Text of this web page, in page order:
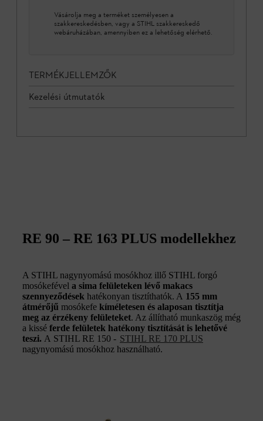
Vásárolja meg a terméket személyesen a
szakkereskedésben, vagy a STIHL szakkereskedő
webáruházában, amennyiben ez a lehetőség elérhető.
TERMÉKJELLEMZŐK
Kezelési útmutatók
RE 90 – RE 163 PLUS modellekhez
A STIHL nagynyomású mosókhoz illő STIHL forgó
mosókefével a sima felületeken lévő makacs
szennyeződések hatékonyan tisztíthatók. A 155 mm
átmérőjű mosókefe kíméletesen és alaposan tisztítja
meg az érzékeny felületeket. Az állítható munkaszög még
a kissé ferde felületek hatékony tisztítását is lehetővé
teszi. A STIHL RE 150 - STIHL RE 170 PLUS
nagynyomású mosókhoz használható.